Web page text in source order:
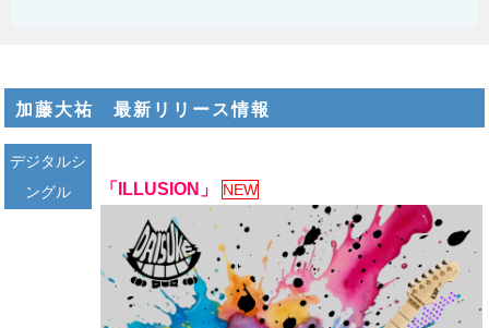
加藤大祐 最新リリース情報
デジタルシ
ングル
「ILLUSION」 NEW